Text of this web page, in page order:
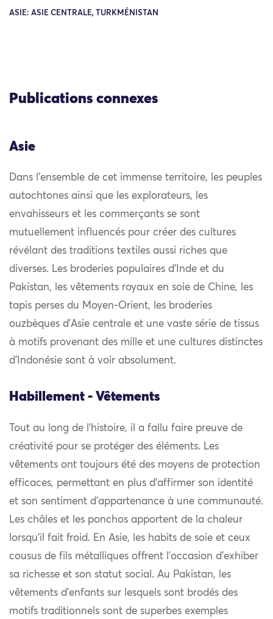
ASIE: ASIE CENTRALE, TURKMÉNISTAN
Publications connexes
Asie
Dans l’ensemble de cet immense territoire, les peuples
autochtones ainsi que les explorateurs, les
envahisseurs et les commerçants se sont
mutuellement influencés pour créer des cultures
révélant des traditions textiles aussi riches que
diverses. Les broderies populaires d’Inde et du
Pakistan, les vêtements royaux en soie de Chine, les
tapis perses du Moyen-Orient, les broderies
ouzbèques d’Asie centrale et une vaste série de tissus
à motifs provenant des mille et une cultures distinctes
d’Indonésie sont à voir absolument.
Habillement - Vêtements
Tout au long de l’histoire, il a fallu faire preuve de
créativité pour se protéger des éléments. Les
vêtements ont toujours été des moyens de protection
efficaces, permettant en plus d’affirmer son identité
et son sentiment d’appartenance à une communauté.
Les châles et les ponchos apportent de la chaleur
lorsqu’il fait froid. En Asie, les habits de soie et ceux
cousus de fils métalliques offrent l’occasion d’exhiber
sa richesse et son statut social. Au Pakistan, les
vêtements d’enfants sur lesquels sont brodés des
motifs traditionnels sont de superbes exemples